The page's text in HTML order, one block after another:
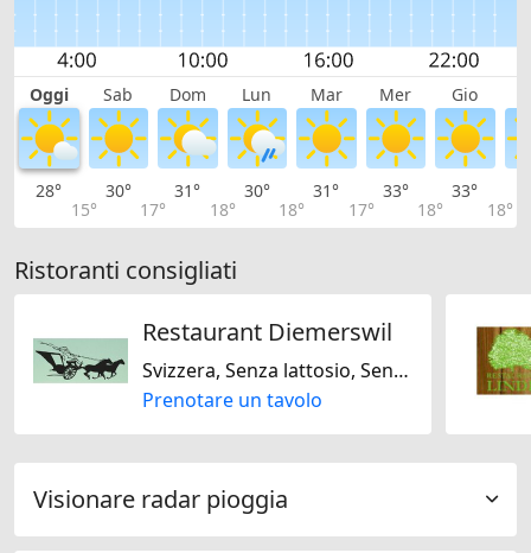
Oggi Sab Dom Lun Mar Mer Gio
28°
15°
30°
17°
31°
18°
30°
18°
31°
17°
33°
18°
33°
18°
Ristoranti consigliati
Restaurant Diemerswil
Svizzera, Senza lattosio, Senza glutine
Prenotare un tavolo
Visionare radar pioggia